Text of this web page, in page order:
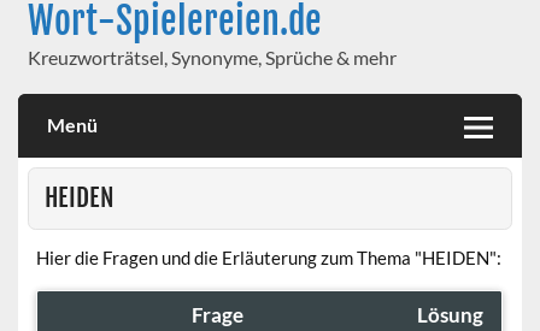
Wort-Spielereien.de
Kreuzworträtsel, Synonyme, Sprüche & mehr
Menü
HEIDEN
Hier die Fragen und die Erläuterung zum Thema "HEIDEN":
Frage Lösung